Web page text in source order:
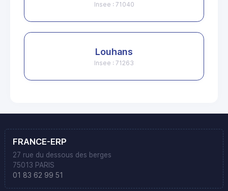
Insee : 71040
Louhans
Insee : 71263
FRANCE-ERP
27 rue du dessous des berges
75013 PARIS
01 83 62 99 51